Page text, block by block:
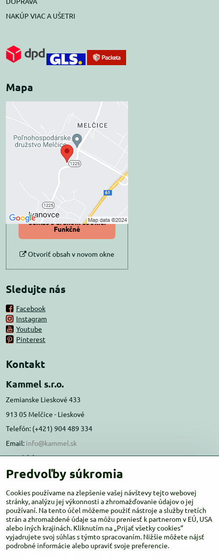
NAKÚP VIAC A UŠETRI
Mapa
Externý obsah je
blokovaný Voľbami
súkromia
Prajete si načítať externý obsah?
Povoliť tentokrát
Povoliť a zapamätať -
súhlas s druhom cookie:
Funkčné
Otvoriť obsah v novom okne
Sledujte nás
Facebook
Instagram
Youtube
Pinterest
Kontakt
Kammel s.r.o.
Zemianske Lieskové 433
913 05 Melčice - Lieskové
Telefón: (+421) 904 489 334
Email: info@kammel.sk
Prevádzka:
Administratívna budova PD Melčice
Otváracie hodiny:PO-ŠT 8:00 - 16:00
PIA-NE Zatvorené
Predvoľby súkromia
Cookies používame na zlepšenie vašej návštevy tejto webovej
stránky, analýzu jej výkonnosti a zhromažďovanie údajov o jej
používaní. Na tento účel môžeme použiť nástroje a služby tretích
strán a zhromaždené údaje sa môžu preniesť k partnerom v EÚ, USA
alebo iných krajinách. Kliknutím na „Prijať všetky cookies“
vyjadrujete svoj súhlas s týmto spracovaním. Nižšie môžete nájsť
podrobné informácie alebo upraviť svoje preferencie.